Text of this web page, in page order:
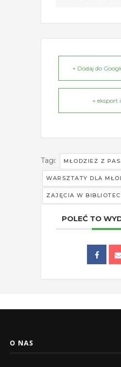
+ Dodaj do
+ eksport
Tagi: MŁODZIEŻ Z
WARSZTATY DLA
ZAJĘCIA W
POLEĆ TO
O NAS